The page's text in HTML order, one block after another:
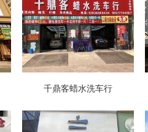
千鼎客蜡水洗车行